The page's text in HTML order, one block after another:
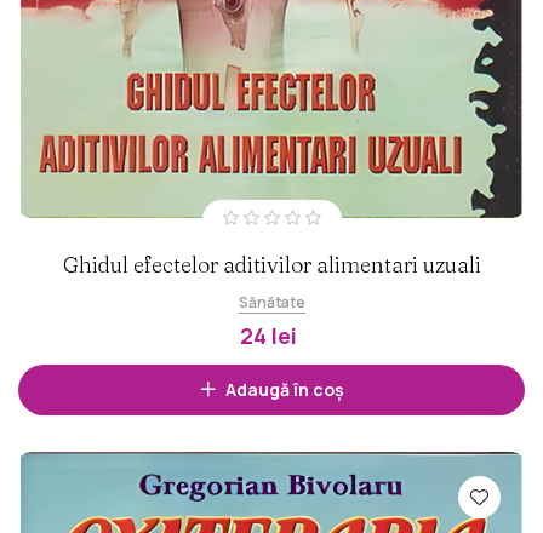
Ghidul efectelor aditivilor alimentari uzuali
Sănătate
24 lei
Adaugă în coș